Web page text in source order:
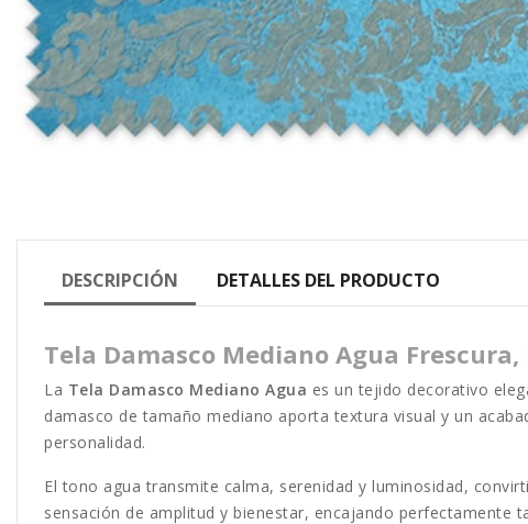
DESCRIPCIÓN DETALLES DEL PRODUCTO
Tela Damasco Mediano Agua
La Tela Damasco Mediano Agua es un tejido decorativo
damasco de tamaño mediano aporta textura visual y un
personalidad.
El tono agua transmite calma, serenidad y luminosidad,
sensación de amplitud y bienestar, encajando